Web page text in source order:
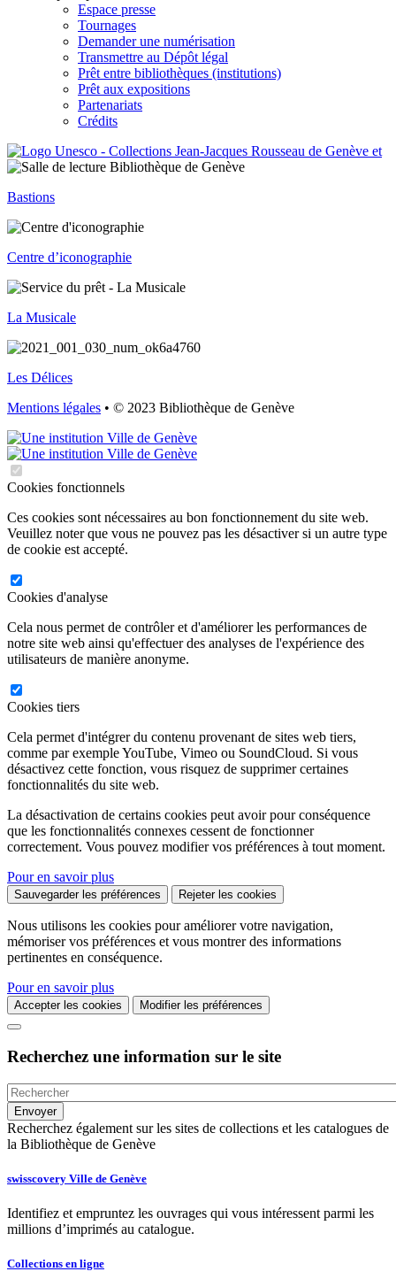
Espace presse
Tournages
Demander une numérisation
Transmettre au Dépôt légal
Prêt entre bibliothèques (institutions)
Prêt aux expositions
Partenariats
Crédits
Bastions
Centre d’iconographie
La Musicale
Les Délices
Mentions légales • © 2023 Bibliothèque de Genève
Cookies fonctionnels
Ces cookies sont nécessaires au bon fonctionnement du site web.
Veuillez noter que vous ne pouvez pas les désactiver si un autre type
de cookie est accepté.
Cookies d'analyse
Cela nous permet de contrôler et d'améliorer les performances de
notre site web ainsi qu'effectuer des analyses de l'expérience des
utilisateurs de manière anonyme.
Cookies tiers
Cela permet d'intégrer du contenu provenant de sites web tiers,
comme par exemple YouTube, Vimeo ou SoundCloud. Si vous
désactivez cette fonction, vous risquez de supprimer certaines
fonctionnalités du site web.
La désactivation de certains cookies peut avoir pour conséquence
que les fonctionnalités connexes cessent de fonctionner
correctement. Vous pouvez modifier vos préférences à tout moment.
Pour en savoir plus
Sauvegarder les préférences Rejeter les cookies
Nous utilisons les cookies pour améliorer votre navigation,
mémoriser vos préférences et vous montrer des informations
pertinentes en conséquence.
Pour en savoir plus
Accepter les cookies Modifier les préférences
Recherchez une information sur le site
Recherchez également sur les sites de collections et les catalogues de
la Bibliothèque de Genève
swisscovery Ville de Genève
Identifiez et empruntez les ouvrages qui vous intéressent parmi les
millions d’imprimés au catalogue.
Collections en ligne